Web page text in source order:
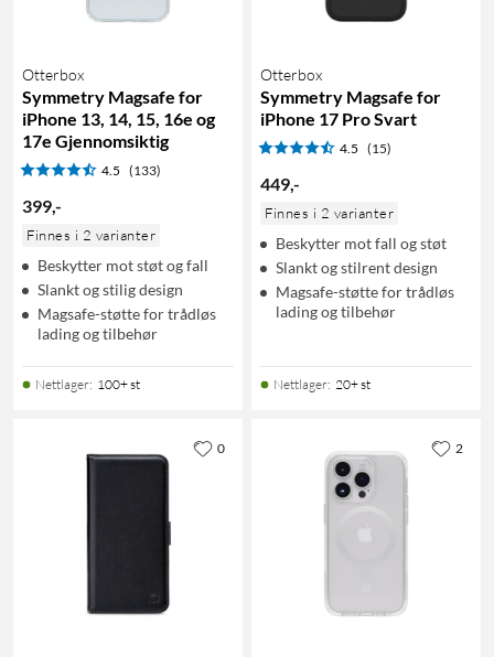
Otterbox
Symmetry Magsafe for
iPhone 13, 14, 15, 16e og
17e Gjennomsiktig
4.5 (133)
399,-
Finnes i 2 varianter
Beskytter mot støt og fall
Slankt og stilig design
Magsafe-støtte for trådløs
lading og tilbehør
Nettlager: 100+ st
Otterbox
Symmetry Magsafe for
iPhone 17 Pro Svart
4.5 (15)
449,-
Finnes i 2 varianter
Beskytter mot fall og støt
Slankt og stilrent design
Magsafe-støtte for trådløs
lading og tilbehør
Nettlager: 20+ st
0 2